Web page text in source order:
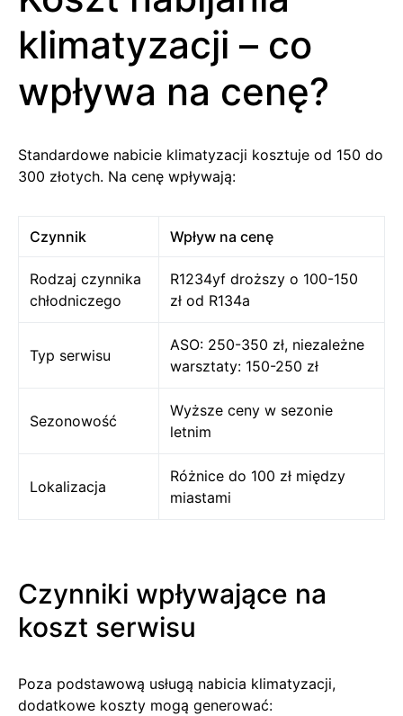
klimatyzacji – co
wpływa na cenę?
Standardowe nabicie klimatyzacji kosztuje od 150 do
300 złotych. Na cenę wpływają:
Czynnik Wpływ na cenę
Rodzaj czynnika
chłodniczego
R1234yf droższy o 100-150
zł od R134a
Typ serwisu
ASO: 250-350 zł, niezależne
warsztaty: 150-250 zł
Sezonowość
Wyższe ceny w sezonie
letnim
Lokalizacja
Różnice do 100 zł między
miastami
Czynniki wpływające na
koszt serwisu
Poza podstawową usługą nabicia klimatyzacji,
dodatkowe koszty mogą generować: